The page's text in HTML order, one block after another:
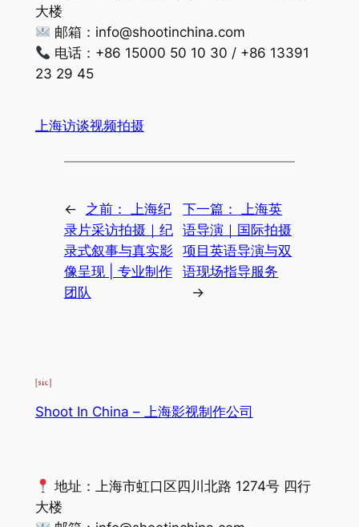
大楼
邮箱： info@shootinchina.com
电话：+86 15000 50 10 30 / +86 13391
23 29 45
上海访谈视频拍摄
← 之前： 上海纪
录片采访拍摄｜纪
录式叙事与真实影
像呈现 | 专业制作
团队
下一篇：
上海英
语导演｜国际拍摄
项目英语导演与双
语现场指导服务
→
Shoot In China – 上海影视制作公司
地址：上海市虹口区四川北路 1274号 四行
大楼